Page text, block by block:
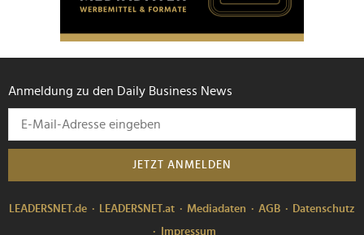
Anmeldung zu den Daily Business News
JETZT ANMELDEN
LEADERSNET.de LEADERSNET.at Mediadaten AGB
Datenschutz
Impressum